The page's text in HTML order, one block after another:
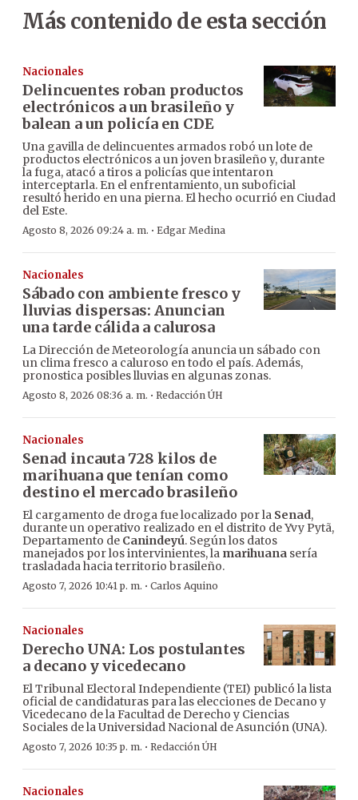
Más contenido de esta sección
Nacionales
Delincuentes roban productos
electrónicos a un brasileño y
balean a un policía en CDE
Una gavilla de delincuentes armados robó un lote de
productos electrónicos a un joven brasileño y, durante
la fuga, atacó a tiros a policías que intentaron
interceptarla. En el enfrentamiento, un suboficial
resultó herido en una pierna. El hecho ocurrió en Ciudad
del Este.
Agosto 8, 2026 09:24 a. m. · Edgar Medina
Nacionales
Sábado con ambiente fresco y
lluvias dispersas: Anuncian
una tarde cálida a calurosa
La Dirección de Meteorología anuncia un sábado con
un clima fresco a caluroso en todo el país. Además,
pronostica posibles lluvias en algunas zonas.
Agosto 8, 2026 08:36 a. m. · Redacción ÚH
Nacionales
Senad incauta 728 kilos de
marihuana que tenían como
destino el mercado brasileño
El cargamento de droga fue localizado por la Senad,
durante un operativo realizado en el distrito de Yvy Pytã,
Departamento de Canindeyú. Según los datos
manejados por los intervinientes, la marihuana sería
trasladada hacia territorio brasileño.
Agosto 7, 2026 10:41 p. m. · Carlos Aquino
Nacionales
Derecho UNA: Los postulantes
a decano y vicedecano
El Tribunal Electoral Independiente (TEI) publicó la lista
oficial de candidaturas para las elecciones de Decano y
Vicedecano de la Facultad de Derecho y Ciencias
Sociales de la Universidad Nacional de Asunción (UNA).
Agosto 7, 2026 10:35 p. m. · Redacción ÚH
Nacionales